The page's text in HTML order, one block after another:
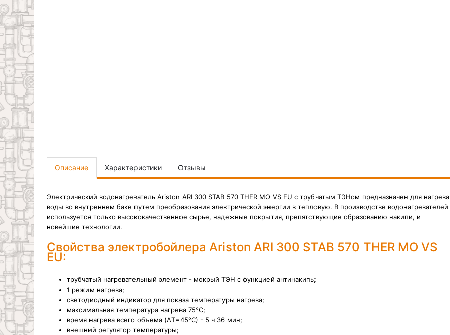
Описание Характеристики Отзывы
Электрический водонагреватель Ariston ARI 300 STAB 570 THER MO VS EU с трубчатым ТЭНом предназначен для нагрева
воды во внутреннем баке путем преобразования электрической энергии в тепловую. В производстве водонагревателей
используется только высококачественное сырье, надежные покрытия, препятствующие образованию накипи, и
новейшие технологии.
Свойства электробойлера Ariston ARI 300 STAB 570 THER MO VS
EU:
трубчатый нагревательный элемент - мокрый ТЭН с функцией антинакипь;
1 режим нагрева;
светодиодный индикатор для показа температуры нагрева;
максимальная температура нагрева 75°С;
время нагрева всего объема (ΔT=45°С) - 5 ч 36 мин;
внешний регулятор температуры;